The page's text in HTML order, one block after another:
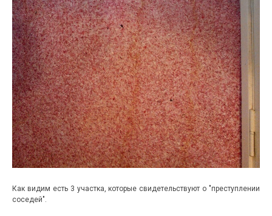
Как видим есть 3 участка, которые свидетельствуют о "преступлении
соседей".